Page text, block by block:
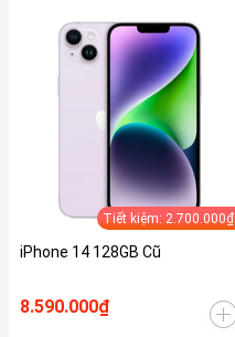
Tiết kiệm: 2.700.000₫
iPhone 14 128GB Cũ
8.590.000₫